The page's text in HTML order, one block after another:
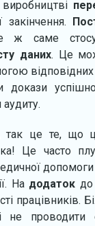
закінчення.
ж саме
даних. Це
відповідних
докази
аудиту.
так це те, що
Це часто
На додаток до
проводити